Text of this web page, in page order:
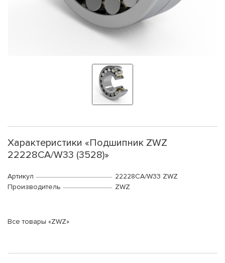
Характеристики «Подшипник ZWZ
22228CA/W33 (3528)»
Артикул
22228CA/W33 ZWZ
Производитель
ZWZ
Все товары «ZWZ»